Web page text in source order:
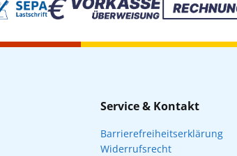
Service & Kontakt
Barrierefreiheitserklärung
Widerrufsrecht